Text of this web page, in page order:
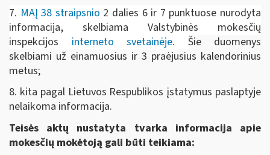
7. MAĮ 38 straipsnio 2 dalies 6 ir 7 punktuose nurodyta
informacija, skelbiama Valstybinės mokesčių
inspekcijos interneto svetainėje. Šie duomenys
skelbiami už einamuosius ir 3 praėjusius kalendorinius
metus;
8. kita pagal Lietuvos Respublikos įstatymus paslaptyje
nelaikoma informacija.
Teisės aktų nustatyta tvarka informacija apie
mokesčių mokėtoją gali būti teikiama: